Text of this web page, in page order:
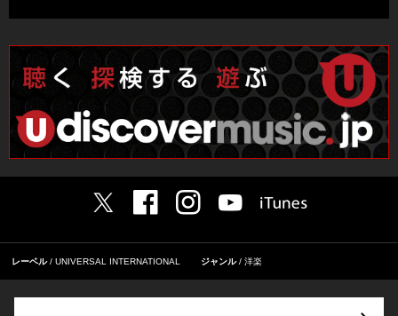
レーベル UNIVERSAL INTERNATIONAL ジャンル 洋楽